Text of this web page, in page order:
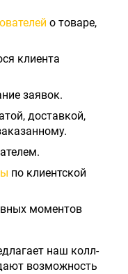
о товаре,
клиента
заявок.
доставкой,
по клиентской
моментов
наш колл-
возможность